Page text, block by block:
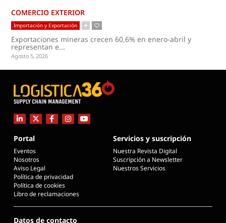
COMERCIO EXTERIOR
Importación y Exportación
Exportaciones mineras crecen 60,6% en enero-abril y
representan e...
Agosto 5, 2026
Portal
Eventos
Nosotros
Aviso Legal
Política de privacidad
Política de cookies
Libro de reclamaciones
Servicios y suscripción
Nuestra Revista Digital
Suscripción a Newsletter
Nuestros Servicios
Datos de contacto